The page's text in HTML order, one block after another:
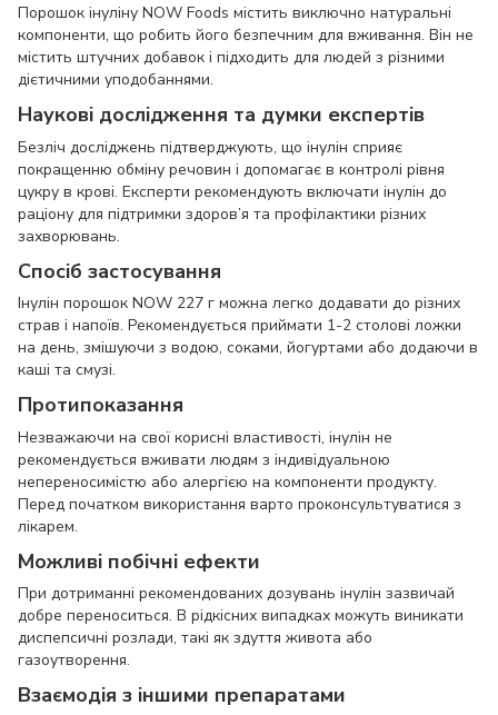
Порошок інуліну NOW Foods містить виключно натуральні
компоненти, що робить його безпечним для вживання. Він не
містить штучних добавок і підходить для людей з різними
дієтичними уподобаннями.
Наукові дослідження та думки експертів
Безліч досліджень підтверджують, що інулін сприяє
покращенню обміну речовин і допомагає в контролі рівня
цукру в крові. Експерти рекомендують включати інулін до
раціону для підтримки здоров’я та профілактики різних
захворювань.
Спосіб застосування
Інулін порошок NOW 227 г можна легко додавати до різних
страв і напоїв. Рекомендується приймати 1-2 столові ложки
на день, змішуючи з водою, соками, йогуртами або додаючи в
каші та смузі.
Протипоказання
Незважаючи на свої корисні властивості, інулін не
рекомендується вживати людям з індивідуальною
непереносимістю або алергією на компоненти продукту.
Перед початком використання варто проконсультуватися з
лікарем.
Можливі побічні ефекти
При дотриманні рекомендованих дозувань інулін зазвичай
добре переноситься. В рідкісних випадках можуть виникати
диспепсичні розлади, такі як здуття живота або
газоутворення.
Взаємодія з іншими препаратами